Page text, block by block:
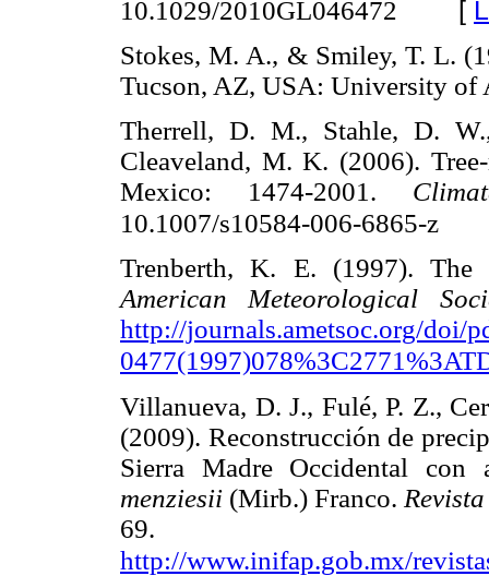
10.1029/2010GL046472 [
Stokes, M. A., & Smiley, T. L.
Tucson, AZ, USA: University
Therrell, D. M., Stahle, D.
Cleaveland, M. K. (2006).
Mexico: 1474-2001.
10.1007/s10584-006-6865-z
Trenberth, K. E. (1997).
American Meteorological
http://journals.ametsoc.org/doi/
Villanueva, D. J., Fulé, P. Z.,
(2009). Reconstrucción de
Sierra Madre Occidental
menziesii (Mirb.) Franco.
69.
http://www.inifap.gob.mx/